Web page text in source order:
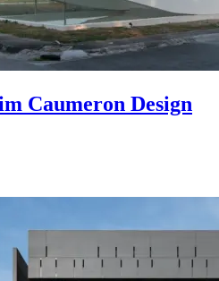
Caumeron Design